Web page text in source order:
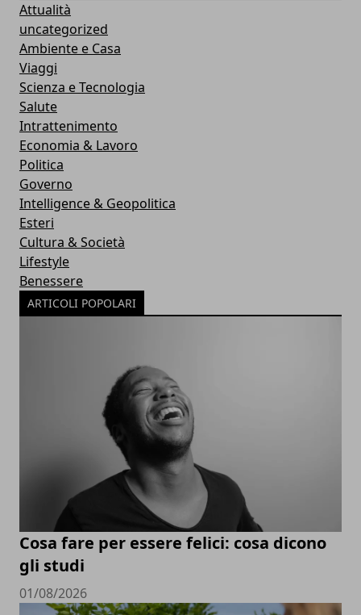
Attualità
uncategorized
Ambiente e Casa
Viaggi
Scienza e Tecnologia
Salute
Intrattenimento
Economia & Lavoro
Politica
Governo
Intelligence & Geopolitica
Esteri
Cultura & Società
Lifestyle
Benessere
ARTICOLI POPOLARI
Cosa fare per essere felici: cosa dicono
gli studi
01/08/2026